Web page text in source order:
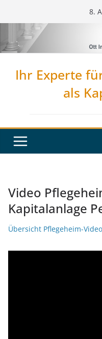
Inhalt
springen
8.
Ihr Experte
als
Video
Kapitalanlage
Übersicht Pflegeheim-